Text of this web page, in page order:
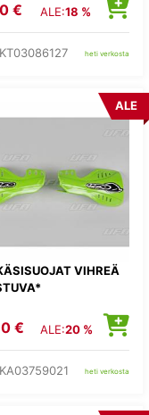
€ ALE:18 %
heti verkosta
VIHREÄ
ALE
€ ALE:20 %
heti verkosta